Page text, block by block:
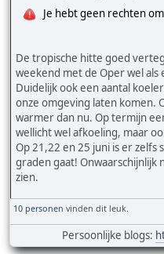
Je hebt geen rechten
De tropische hitte goed
weekend met de Oper wel als
Duidelijk ook een aantal
onze omgeving laten komen.
warmer dan nu. Op termijn
wellicht wel afkoeling, maar
Op 21,22 en 25 juni is er zelfs
graden gaat!
zien.
10 personen vinden dit leuk.
Persoonlijke blogs: